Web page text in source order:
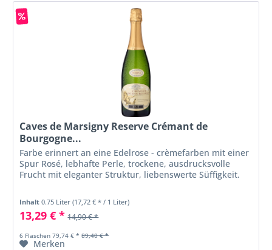
Caves de Marsigny Reserve Crémant de
Bourgogne...
Farbe erinnert an eine Edelrose - crèmefarben mit einer
Spur Rosé, lebhafte Perle, trockene, ausdrucksvolle
Frucht mit eleganter Struktur, liebenswerte Süffigkeit.
Inhalt0.75 Liter(17,72 € * / 1 Liter)
13,29 € * 14,90 € *
6 Flaschen 79,74 € * 89,40 € *
Merken